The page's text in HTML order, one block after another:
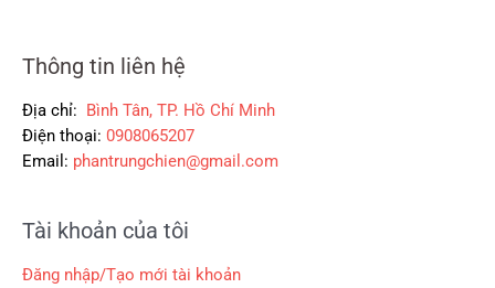
Thông tin liên hệ
Địa chỉ: Bình Tân, TP. Hồ Chí Minh
Điện thoại: 0908065207
Email: phantrungchien@gmail.com
Tài khoản của tôi
Đăng nhập/Tạo mới tài khoản